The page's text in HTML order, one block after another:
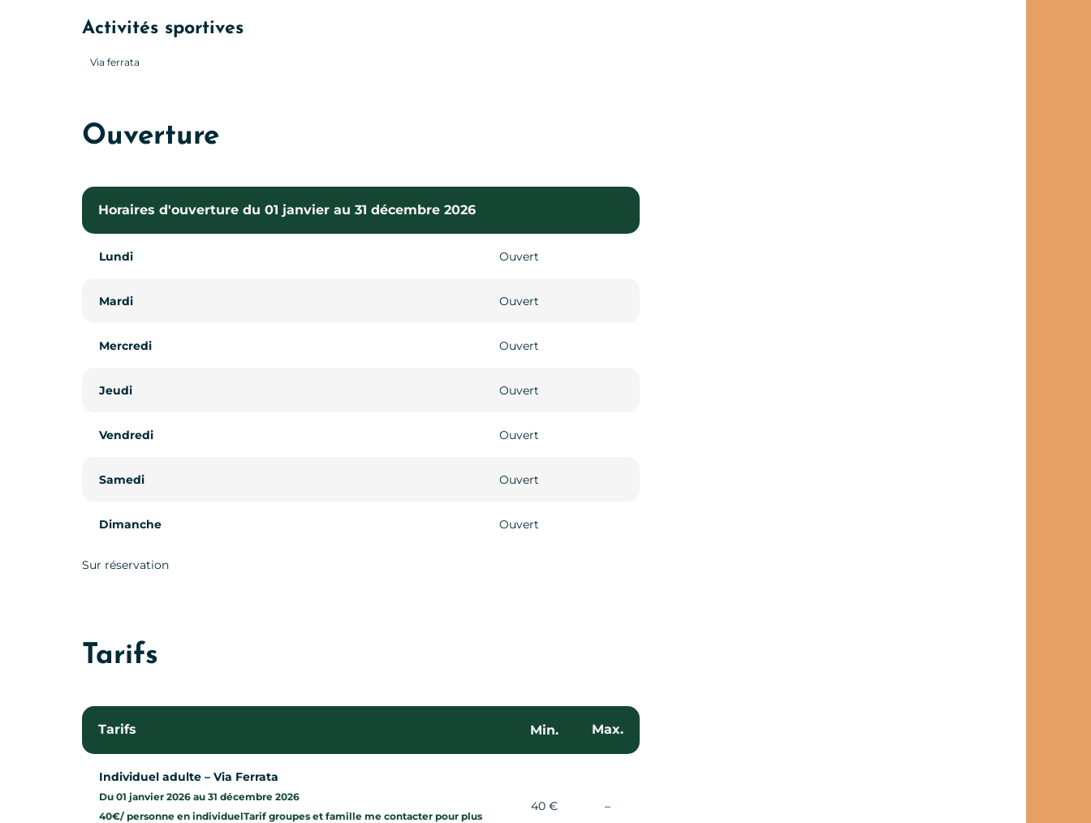
Activités sportives
Via ferrata
Ouverture
Horaires d'ouverture du 01 janvier au 31 décembre 2026
Lundi Ouvert
Mardi Ouvert
Mercredi Ouvert
Jeudi Ouvert
Vendredi Ouvert
Samedi Ouvert
Dimanche Ouvert
Sur réservation
Tarifs
Tarifs Min. Max.
Individuel adulte – Via Ferrata
Du 01 janvier 2026 au 31 décembre 2026
40€/ personne en individuelTarif groupes et famille me contacter pour plus
40 € –Non communiqué